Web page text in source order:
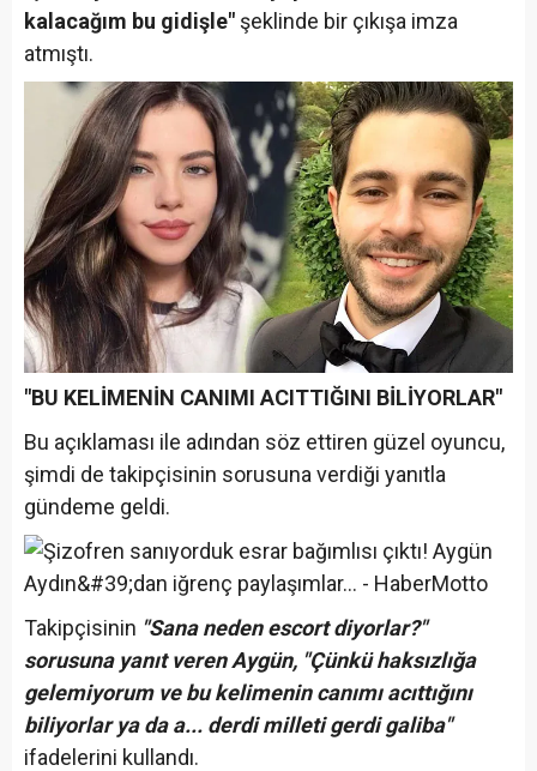
kalacağım bu gidişle" şeklinde bir çıkışa imza
atmıştı.
"BU KELİMENİN CANIMI ACITTIĞINI BİLİYORLAR"
Bu açıklaması ile adından söz ettiren güzel oyuncu,
şimdi de takipçisinin sorusuna verdiği yanıtla
gündeme geldi.
Takipçisinin "Sana neden escort diyorlar?"
sorusuna yanıt veren Aygün, "Çünkü haksızlığa
gelemiyorum ve bu kelimenin canımı acıttığını
biliyorlar ya da a... derdi milleti gerdi galiba"
ifadelerini kullandı.